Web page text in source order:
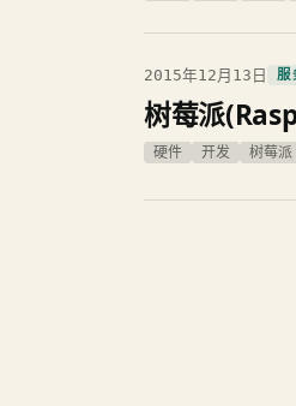
2015年12月13日 服
树莓派
硬件 开发 树莓派